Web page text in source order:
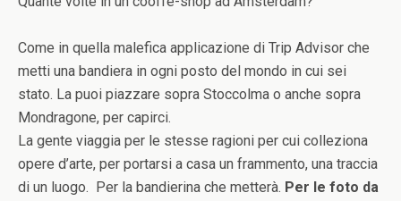
Come in quella malefica applicazione di Trip Advisor che
metti una bandiera in ogni posto del mondo in cui sei
stato. La puoi piazzare sopra Stoccolma o anche sopra
Mondragone, per capirci.
La gente viaggia per le stesse ragioni per cui colleziona
opere d’arte, per portarsi a casa un frammento, una traccia
di un luogo. Per la bandierina che metterà. Per le foto da